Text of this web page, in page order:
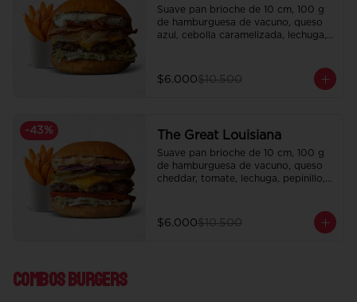
Suave pan brioche de 10 cm, 100 g
de hamburguesa de vacuno, queso
azul, cebolla caramelizada, lechuga,
$6.000$10.500
-43% The Great Louisiana
Suave pan brioche de 10 cm, 100 g
de hamburguesa de vacuno, queso
cheddar, tomate, lechuga, pepinillo,
Incluye papas fritas crocantes.
$6.000$10.500
Combos Burgers